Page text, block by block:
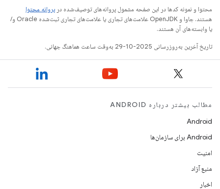
محتوا و نمونه کدها در این صفحه مشمول پروانه‌های توصیف‌شده در پروانه محتوا
هستند. جاوا و OpenJDK علامت‌های تجاری یا علامت‌های تجاری ثبت‌شده Oracle و/
یا وابسته‌های آن هستند.
تاریخ آخرین به‌روزرسانی 2025-10-29 به‌وقت ساعت هماهنگ جهانی.
مطالب بیشتر درباره ANDROID
Android
Android برای سازمان‌ها
امنیت
منبع آزاد
اخبار